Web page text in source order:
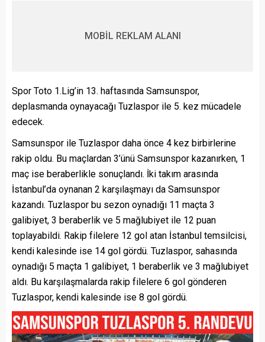
MOBİL REKLAM ALANI
Spor Toto 1.Lig’in 13. haftasında Samsunspor,
deplasmanda oynayacağı Tuzlaspor ile 5. kez mücadele
edecek.
Samsunspor ile Tuzlaspor daha önce 4 kez birbirlerine
rakip oldu. Bu maçlardan 3’ünü Samsunspor kazanırken, 1
maç ise beraberlikle sonuçlandı. İki takım arasında
İstanbul’da oynanan 2 karşılaşmayı da Samsunspor
kazandı. Tuzlaspor bu sezon oynadığı 11 maçta 3
galibiyet, 3 beraberlik ve 5 mağlubiyet ile 12 puan
toplayabildi. Rakip filelere 12 gol atan İstanbul temsilcisi,
kendi kalesinde ise 14 gol gördü. Tuzlaspor, sahasında
oynadığı 5 maçta 1 galibiyet, 1 beraberlik ve 3 mağlubiyet
aldı. Bu karşılaşmalarda rakip filelere 6 gol gönderen
Tuzlaspor, kendi kalesinde ise 8 gol gördü.